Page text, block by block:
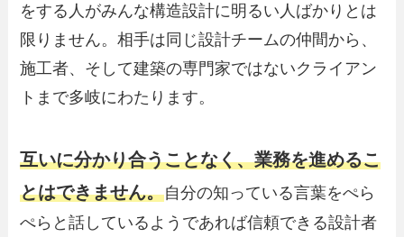
をする人がみんな構造設計に明るい人ばかりとは
限りません。相手は同じ設計チームの仲間から、
施工者、そして建築の専門家ではないクライアン
トまで多岐にわたります。
互いに分かり合うことなく、業務を進めるこ
とはできません。自分の知っている言葉をぺら
ぺらと話しているようであれば信頼できる設計者